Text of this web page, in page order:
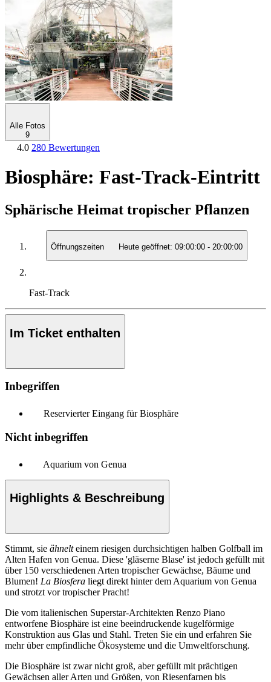
Alle Fotos
9
4.0 280 Bewertungen
Biosphäre: Fast-Track-Eintritt
Sphärische Heimat tropischer Pflanzen
Öffnungszeiten Heute geöffnet: 09:00:00 - 20:00:00
Fast-Track
Im Ticket enthalten
Inbegriffen
Reservierter Eingang für Biosphäre
Nicht inbegriffen
Aquarium von Genua
Highlights & Beschreibung
Stimmt, sie ähnelteinem riesigen durchsichtigen halben Golfball im
Alten Hafen von Genua. Diese 'gläserne Blase' ist jedoch gefüllt mit
über 150 verschiedenen Arten tropischer Gewächse, Bäume und
Blumen! La Biosfera liegt direkt hinter dem Aquarium von Genua
und strotzt vor tropischer Pracht!
Die vom italienischen Superstar-Architekten Renzo Piano
entworfene Biosphäre ist eine beeindruckende kugelförmige
Konstruktion aus Glas und Stahl. Treten Sie ein und erfahren Sie
mehr über empfindliche Ökosysteme und die Umweltforschung.
Die Biosphäre ist zwar nicht groß, aber gefüllt mit prächtigen
Gewächsen aller Arten und Größen, von Riesenfarnen bis